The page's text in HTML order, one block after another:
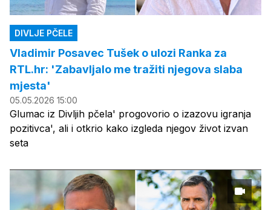
DIVLJE PČELE
Vladimir Posavec Tušek o ulozi Ranka za
RTL.hr: 'Zabavljalo me tražiti njegova slaba
mjesta'
05.05.2026 15:00
Glumac iz Divljih pčela' progovorio o izazovu igranja
pozitivca', ali i otkrio kako izgleda njegov život izvan
seta